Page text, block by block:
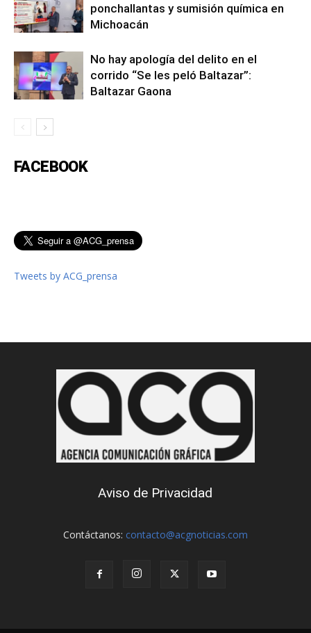
ponchallantas y sumisión química en
Michoacán
No hay apología del delito en el
corrido “Se les peló Baltazar”:
Baltazar Gaona
FACEBOOK
Tweets by ACG_prensa
Aviso de Privacidad
Contáctanos: contacto@acgnoticias.com